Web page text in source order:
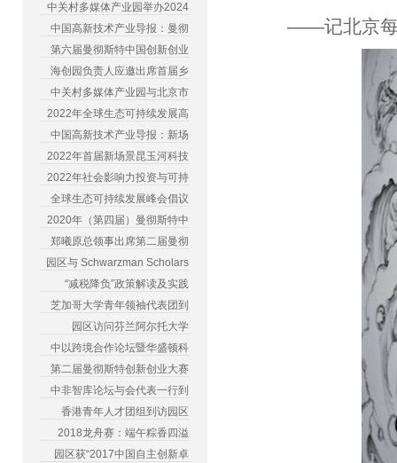
中关村多媒体产业园举办2024
中国高新技术产业导报：曼彻
第六届曼彻斯特中国创新创业
海创园负责人应邀出席首届乡
中关村多媒体产业园与北京市
2022年全球生态可持续发展高
中国高新技术产业导报：新场
2022年首届新场景昆玉河科技
2022年社会影响力投资与可持
全球生态可持续发展峰会倡议
2020年（第四届）曼彻斯特中
郑曦原总领事出席第二届曼彻
园区与 Schwarzman Scholars
“减税降负”政策解读及实践
芝加哥大学青年领袖代表团到
园区访问芬兰阿尔托大学
中以跨境合作论坛暨华盛顿科
第二届曼彻斯特创新创业大赛
中非智库论坛与会代表一行到
香港青年人才团组到访园区
2018龙舟赛：端午粽香四溢
园区获“2017中国自主创新卓
——记北京每